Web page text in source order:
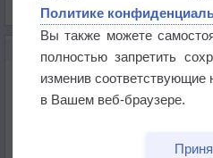
Список всех карт
Дневная
+51°
Политике
Вы также можете
полностью запретить
изменив соответствующие
в Вашем веб-браузере.